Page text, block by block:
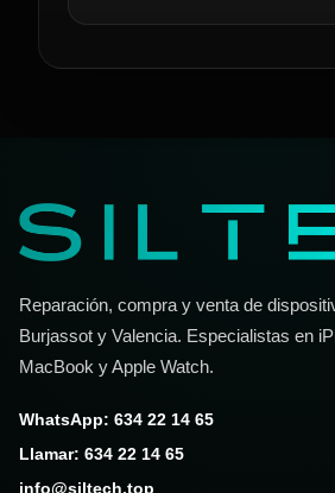
Reparación, compra y venta de
Burjassot y Valencia. Especialistas en
MacBook y Apple Watch.
WhatsApp: 634 22 14 65
Llamar: 634 22 14 65
info@siltech.top